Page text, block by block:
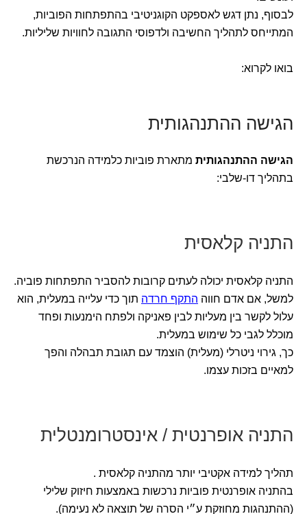
לבסוף, נתן דגש לאספקט הקוגניטיבי בהתפתחות הפוביות,
המתייחס לתהליך החשיבה ולדפוסי התגובה לחוויות שליליות.
בואו לקרוא:
הגישה ההתנהגותית
הגישה ההתנהגותית מתארת פוביות כלמידה הנרכשת
בתהליך דו-שלבי:
התניה קלאסית
התניה קלאסית יכולה לעתים קרובות להסביר התפתחות פוביה.
למשל, אם אדם חווה התקף חרדה תוך כדי עלייה במעלית, הוא
עלול לקשר בין מעליות לבין פאניקה ולפתח הימנעות ופחד
מוכלל לגבי כל שימוש במעלית.
כך, גירוי ניטרלי (מעלית) הוצמד עם תגובת תבהלה והפך
למאיים בזכות עצמו.
התניה אופרנטית / אינסטרומנטלית
תהליך למידה אקטיבי יותר מהתניה קלאסית .
בהתניה אופרנטית פוביות נרכשות באמצעות חיזוק שלילי
(ההתנהגות מחוזקת ע״י הסרה של תוצאה לא נעימה).